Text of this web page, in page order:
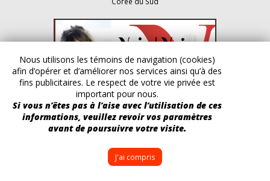
Fanny Soyer
France
Nous utilisons les témoins de navigation (cookies)
afin d’opérer et d’améliorer nos services ainsi qu’à des
fins publicitaires. Le respect de votre vie privée est
important pour nous.
Si vous n’êtes pas à l’aise avec l’utilisation de ces
informations, veuillez revoir vos paramètres
avant de poursuivre votre visite.
J'ai compris